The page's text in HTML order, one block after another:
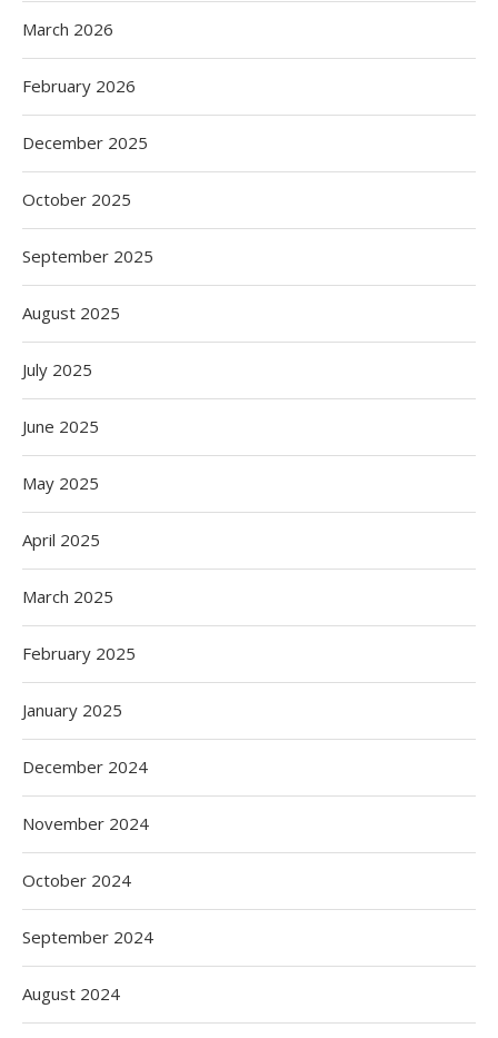
March 2026
February 2026
December 2025
October 2025
September 2025
August 2025
July 2025
June 2025
May 2025
April 2025
March 2025
February 2025
January 2025
December 2024
November 2024
October 2024
September 2024
August 2024